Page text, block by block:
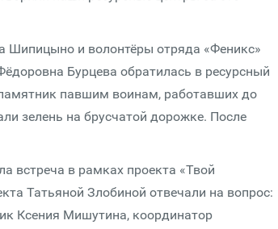
Шипицыно и волонтёры отряда «Феникс»
Бурцева обратилась в ресурсный
павшим воинам, работавших до
зелень на брусчатой дорожке. После
встреча в рамках проекта «Твой
Татьяной Злобиной отвечали на вопрос:
Ксения Мишутина, координатор